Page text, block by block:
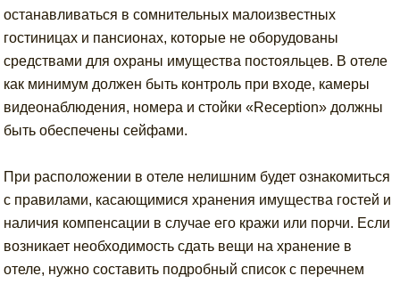
останавливаться в сомнительных малоизвестных
гостиницах и пансионах, которые не оборудованы
средствами для охраны имущества постояльцев. В отеле
как минимум должен быть контроль при входе, камеры
видеонаблюдения, номера и стойки «Reception» должны
быть обеспечены сейфами.
При расположении в отеле нелишним будет ознакомиться
с правилами, касающимися хранения имущества гостей и
наличия компенсации в случае его кражи или порчи. Если
возникает необходимость сдать вещи на хранение в
отеле, нужно составить подробный список с перечнем